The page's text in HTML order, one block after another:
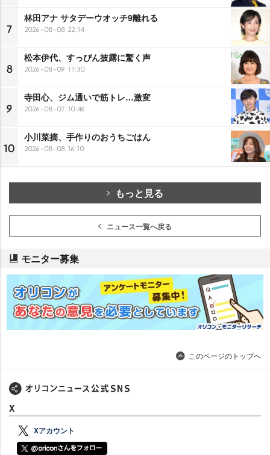
7
林田アナ サタデーウオッチ9離れる
2026-08-08 22:14
8
松本伊代、すっぴん披露に驚く声
2026-08-09 11:30
9
寺田心、ジム通いで筋トレ…激変
2026-08-07 10:46
10
小川菜摘、手作りのおうちごはん
2026-08-08 16:10
もっと見る
ニュース一覧へ戻る
モニター募集
このページのトップへ
X
Xアカウント